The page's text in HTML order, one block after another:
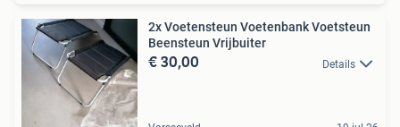
2x Voetensteun Voetenbank Voetsteun
Beensteun Vrijbuiter
€ 30,00 Details